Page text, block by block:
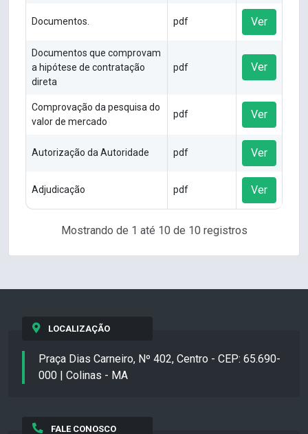
Documentos. pdf Ver
Documentos que comprovam
a hipótese de contratação
direta
pdf Ver
Comprovação da pesquisa do
valor de mercado
pdf Ver
Autorização da Autoridade pdf Ver
Adjudicação pdf Ver
Mostrando de 1 até 10 de 10 registros
LOCALIZAÇÃO
Praça Dias Carneiro, Nº 402, Centro - CEP: 65.690-
000 | Colinas - MA
FALE CONOSCO